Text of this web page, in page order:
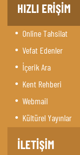
HIZLI ERİŞİM
Online Tahsilat
Vefat Edenler
İçerik Ara
Kent Rehberi
Webmail
Kültürel Yayınlar
İLETİŞİM